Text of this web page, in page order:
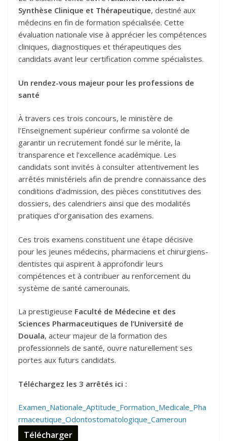
Synthèse Clinique et Thérapeutique, destiné aux
médecins en fin de formation spécialisée. Cette
évaluation nationale vise à apprécier les compétences
cliniques, diagnostiques et thérapeutiques des
candidats avant leur certification comme spécialistes.
Un rendez-vous majeur pour les professions de
santé
À travers ces trois concours, le ministère de
l’Enseignement supérieur confirme sa volonté de
garantir un recrutement fondé sur le mérite, la
transparence et l’excellence académique. Les
candidats sont invités à consulter attentivement les
arrêtés ministériels afin de prendre connaissance des
conditions d’admission, des pièces constitutives des
dossiers, des calendriers ainsi que des modalités
pratiques d’organisation des examens.
Ces trois examens constituent une étape décisive
pour les jeunes médecins, pharmaciens et chirurgiens-
dentistes qui aspirent à approfondir leurs
compétences et à contribuer au renforcement du
système de santé camerounais.
La prestigieuse Faculté de Médecine et des
Sciences Pharmaceutiques de l’Université de
Douala, acteur majeur de la formation des
professionnels de santé, ouvre naturellement ses
portes aux futurs candidats.
Téléchargez les 3 arrêtés ici :
Examen_Nationale_Aptitude_Formation_Medicale_Pha
rmaceutique_Odontostomatologique_Cameroun
Télécharger